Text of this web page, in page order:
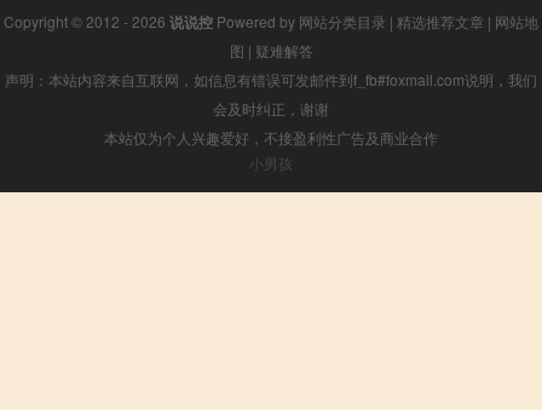
Copyright © 2012 - 2026 说说控 Powered by 网站分类目录 | 精选推荐文章 | 网站地
图 | 疑难解答
声明：本站内容来自互联网，如信息有错误可发邮件到f_fb#foxmail.com说明，我们
会及时纠正，谢谢
本站仅为个人兴趣爱好，不接盈利性广告及商业合作
小男孩